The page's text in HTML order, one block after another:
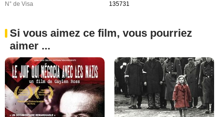
N° de Visa
135731
Si vous aimez ce film, vous pourriez
aimer ...